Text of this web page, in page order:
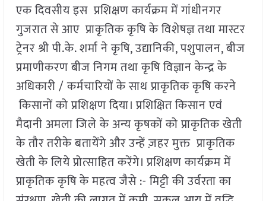
एक दिवसीय इस प्रशिक्षण कार्यक्रम में गांधीनगर
गुजरात से आए प्राकृतिक कृषि के विशेषज्ञ तथा मास्टर
ट्रेनर श्री पी.के. शर्मा ने कृषि, उद्यानिकी, पशुपालन, बीज
प्रमाणीकरण बीज निगम तथा कृषि विज्ञान केन्द्र के
अधिकारी / कर्मचारियों के साथ प्राकृतिक कृषि करने
किसानों को प्रशिक्षण दिया। प्रशिक्षित किसान एवं
मैदानी अमला जिले के अन्य कृषकों को प्राकृतिक खेती
के तौर तरीके बतायेंगे और उन्हें ज़हर मुक्त प्राकृतिक
खेती के लिये प्रोत्साहित करेंगे। प्रशिक्षण कार्यक्रम में
प्राकृतिक कृषि के महत्व जैसे :- मिट्टी की उर्वरता का